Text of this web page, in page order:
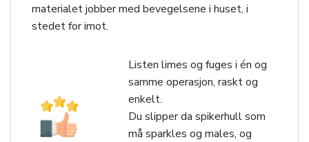
materialet jobber med bevegelsene i huset, i
stedet for imot.
Listen limes og fuges i én og
samme operasjon, raskt og
enkelt.
Du slipper da spikerhull som
må sparkles og males, og